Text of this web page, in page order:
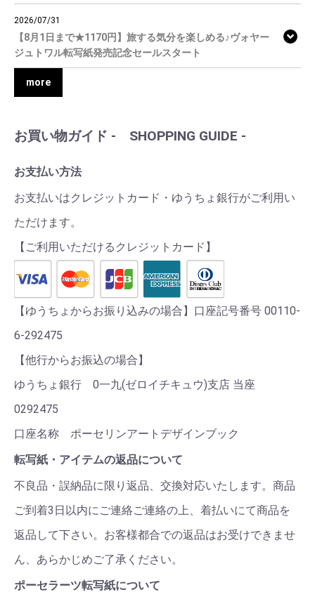
2026/07/31
【8月1日まで★1170円】旅する気分を楽しめる♪ヴォヤー
ジュトワル転写紙発売記念セールスタート
more
お買い物ガイド - SHOPPING GUIDE -
お支払い方法
お支払いはクレジットカード・ゆうちょ銀行がご利用い
ただけます。
【ご利用いただけるクレジットカード】
【ゆうちょからお振り込みの場合】口座記号番号 00110-
6-292475
【他行からお振込の場合】
ゆうちょ銀行 0一九(ゼロイチキュウ)支店 当座
0292475
口座名称 ポーセリンアートデザインブック
転写紙・アイテムの返品について
不良品・誤納品に限り返品、交換対応いたします。商品
ご到着3日以内にご連絡ご連絡の上、着払いにて商品を
返品して下さい。お客様都合での返品はお受けできませ
ん、あらかじめご了承ください。
ポーセラーツ転写紙について